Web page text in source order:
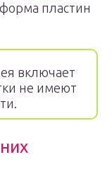
пластин
включает
не имеют